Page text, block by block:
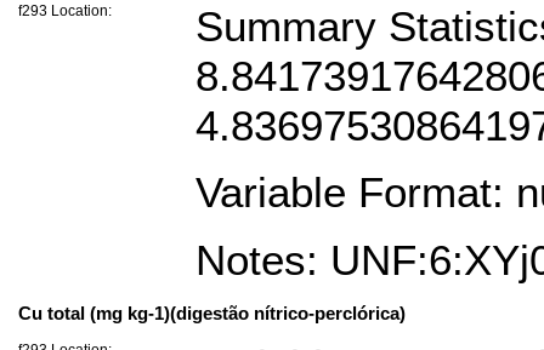
f293 Location:
Summary
Variable Format:
Notes:
Cu total (mg kg-1)(digestão nítrico-perclórica)